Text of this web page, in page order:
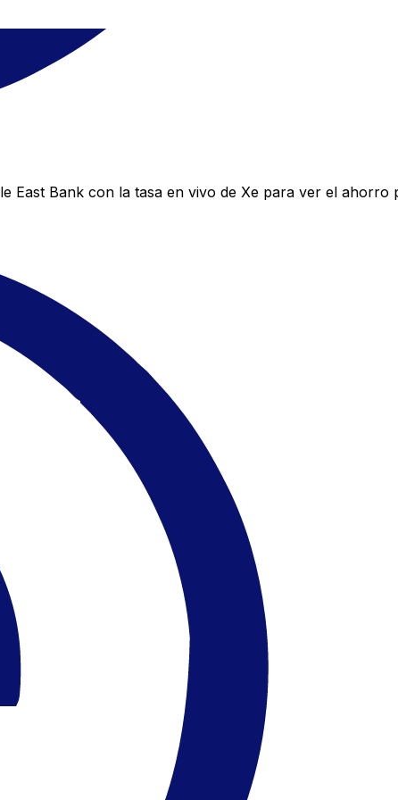
East Bank con la tasa en vivo de Xe para ver el ahorro